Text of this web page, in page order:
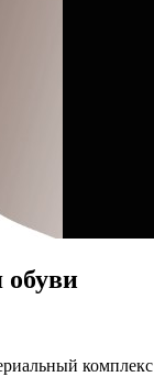
обуви
комплекс